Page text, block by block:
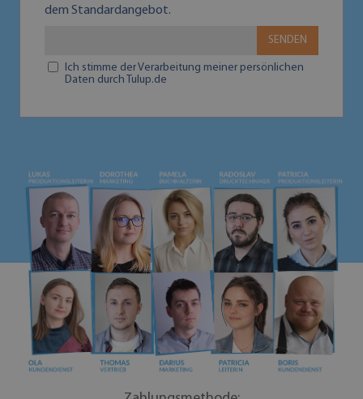
dem Standardangebot.
SENDEN
Ich stimme der Verarbeitung meiner persönlichen
Daten durch Tulup.de